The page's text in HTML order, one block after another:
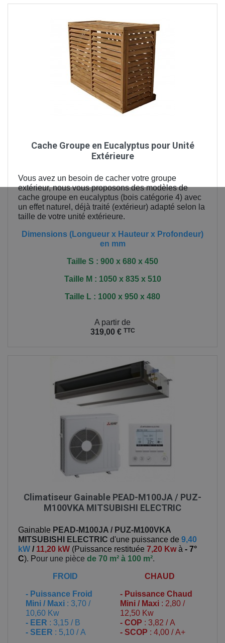
Cache Groupe en Eucalyptus pour Unité
Extérieure
Vous avez un besoin de cacher votre groupe
extérieur, nous vous proposons des modèles de
cache groupe en eucalyptus (bois catégorie 4) avec
un effet naturel, déjà traité (extérieur) adapté selon la
taille de votre unité extérieure.
Dimensions (Longueur x Hauteur x Profondeur)
en mm
Taille S : 900 x 680 x 450
Taille M : 1050 x 835 x 510
Taille L : 1000 x 950 x 480
A partir de
319,00 € TTC
Climatiseur Gainable PEAD-M100JA / PUZ-
M100VKA MITSUBISHI ELECTRIC
Gainable PEAD-M100JA / PUZ-M100VKA
MITSUBISHI ELECTRIC d'une puissance de 9,40
kW / 11,20 kW (Puissance restituée 7,20 Kwà - 7°
C). Pour une pièce de 70 m² à 100 m².
FROID
- Puissance Froid
Mini / Maxi : 3,70 /
10,60 Kw
- EER : 3,15 / B
- SEER : 5,10 / A
CHAUD
- Puissance Chaud
Mini / Maxi : 2,80 /
12,50 Kw
- COP : 3,82 / A
- SCOP : 4,00 / A+